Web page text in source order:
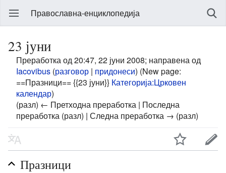
Православна-енциклопедија
23 јуни
Преработка од 20:47, 22 јуни 2008; направена од
Iacovibus (разговор | придонеси) (New page:
==Празници== {{23 јуни}} Категорија:Црковен
календар)
(разл) ← Претходна преработка | Последна
преработка (разл) | Следна преработка → (разл)
Празници